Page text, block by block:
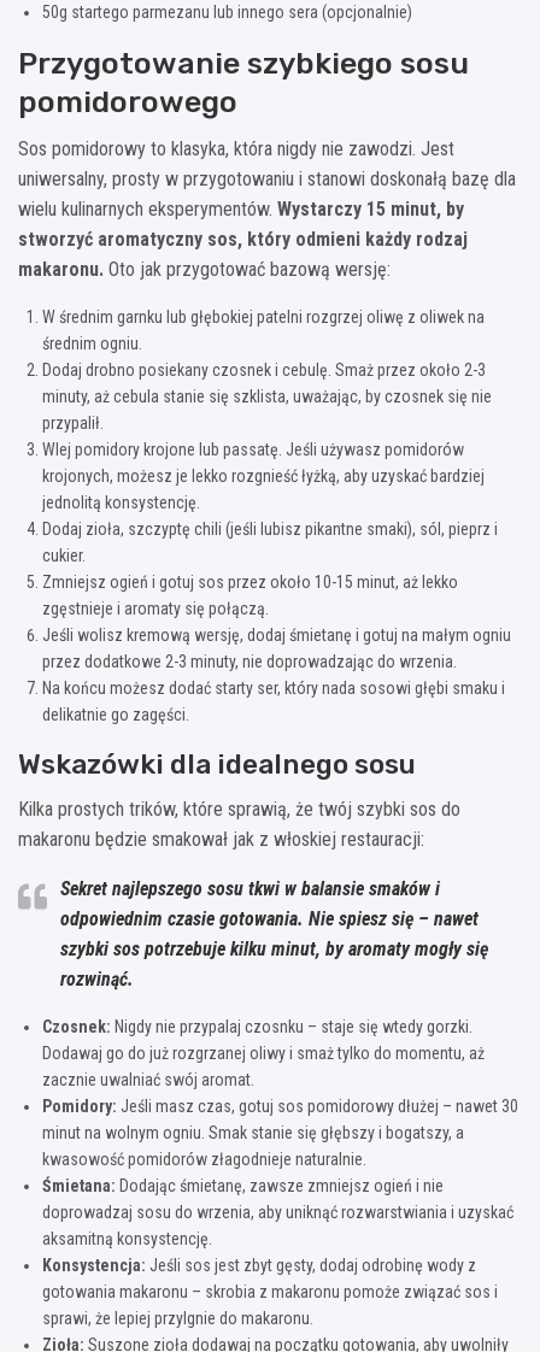
50g startego parmezanu lub innego sera (opcjonalnie)
Przygotowanie szybkiego sosu
pomidorowego
Sos pomidorowy to klasyka, która nigdy nie zawodzi. Jest
uniwersalny, prosty w przygotowaniu i stanowi doskonałą bazę dla
wielu kulinarnych eksperymentów. Wystarczy 15 minut, by
stworzyć aromatyczny sos, który odmieni każdy rodzaj
makaronu. Oto jak przygotować bazową wersję:
W średnim garnku lub głębokiej patelni rozgrzej oliwę z oliwek na
średnim ogniu.
Dodaj drobno posiekany czosnek i cebulę. Smaż przez około 2-3
minuty, aż cebula stanie się szklista, uważając, by czosnek się nie
przypalił.
Wlej pomidory krojone lub passatę. Jeśli używasz pomidorów
krojonych, możesz je lekko rozgnieść łyżką, aby uzyskać bardziej
jednolitą konsystencję.
Dodaj zioła, szczyptę chili (jeśli lubisz pikantne smaki), sól, pieprz i
cukier.
Zmniejsz ogień i gotuj sos przez około 10-15 minut, aż lekko
zgęstnieje i aromaty się połączą.
Jeśli wolisz kremową wersję, dodaj śmietanę i gotuj na małym ogniu
przez dodatkowe 2-3 minuty, nie doprowadzając do wrzenia.
Na końcu możesz dodać starty ser, który nada sosowi głębi smaku i
delikatnie go zagęści.
Wskazówki dla idealnego sosu
Kilka prostych trików, które sprawią, że twój szybki sos do
makaronu będzie smakował jak z włoskiej restauracji:
Sekret najlepszego sosu tkwi w balansie smaków i
odpowiednim czasie gotowania. Nie spiesz się – nawet
szybki sos potrzebuje kilku minut, by aromaty mogły się
rozwinąć.
Czosnek: Nigdy nie przypalaj czosnku – staje się wtedy gorzki.
Dodawaj go do już rozgrzanej oliwy i smaż tylko do momentu, aż
zacznie uwalniać swój aromat.
Pomidory: Jeśli masz czas, gotuj sos pomidorowy dłużej – nawet 30
minut na wolnym ogniu. Smak stanie się głębszy i bogatszy, a
kwasowość pomidorów złagodnieje naturalnie.
Śmietana: Dodając śmietanę, zawsze zmniejsz ogień i nie
doprowadzaj sosu do wrzenia, aby uniknąć rozwarstwiania i uzyskać
aksamitną konsystencję.
Konsystencja: Jeśli sos jest zbyt gęsty, dodaj odrobinę wody z
gotowania makaronu – skrobia z makaronu pomoże związać sos i
sprawi, że lepiej przylgnie do makaronu.
Zioła: Suszone zioła dodawaj na początku gotowania, aby uwolniły